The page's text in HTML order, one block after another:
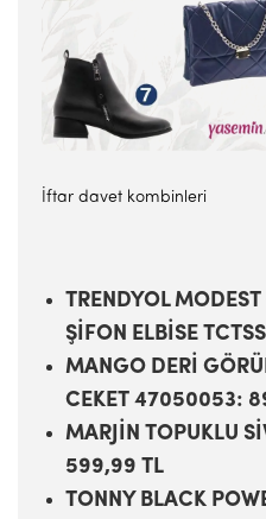
İftar davet kombinleri
TRENDYOL
ŞİFON ELBİSE
MANGO DERİ
CEKET 47050053:
MARJİN TOPUKLU
599,99 TL
TONNY BLACK